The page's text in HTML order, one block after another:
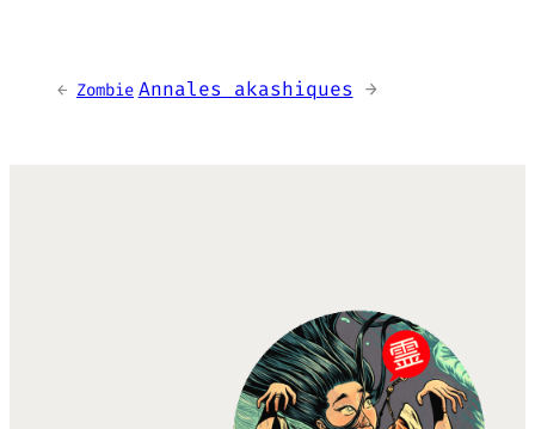
← Zombie Annales akashiques →